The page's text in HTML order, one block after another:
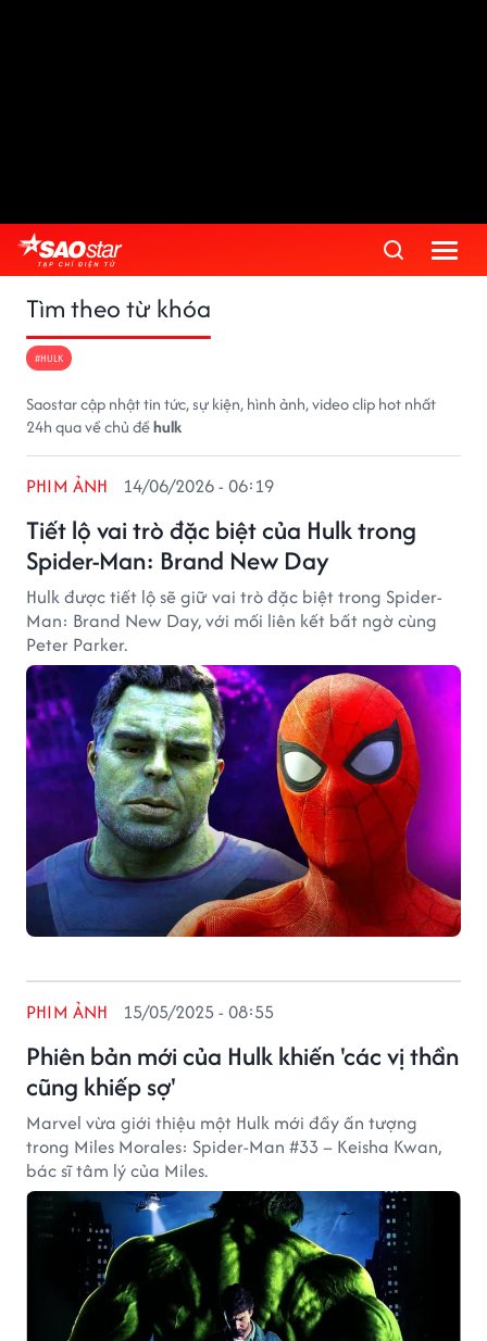
Tìm theo từ khóa
#HULK
Saostar cập nhật tin tức, sự kiện, hình ảnh, video clip hot nhất
24h qua về chủ đềhulk
Tiết lộ vai trò đặc biệt của Hulk trong
Spider-Man: Brand New Day
PHIM ẢNH 14/06/2026 - 06:19
Hulk được tiết lộ sẽ giữ vai trò đặc biệt trong Spider-
Man: Brand New Day, với mối liên kết bất ngờ cùng
Peter Parker.
Phiên bản mới của Hulk khiến 'các vị thần
cũng khiếp sợ'
PHIM ẢNH 15/05/2025 - 08:55
Marvel vừa giới thiệu một Hulk mới đầy ấn tượng
trong Miles Morales: Spider-Man #33 – Keisha Kwan,
bác sĩ tâm lý của Miles.